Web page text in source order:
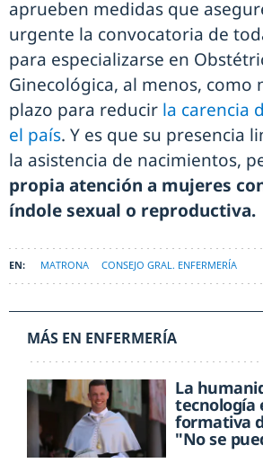
aprueben medidas que
urgente la convocatoria de
para especializarse en
Ginecológica, al menos, como
plazo para reducir la carencia
el país. Y es que su presencia
la asistencia de nacimientos,
propia atención a mujeres
índole sexual o reproductiva.
MATRONA CONSEJO GRAL. ENFERMERÍA
MÁS EN ENFERMERÍA
La
tecnología
formativa
"No se